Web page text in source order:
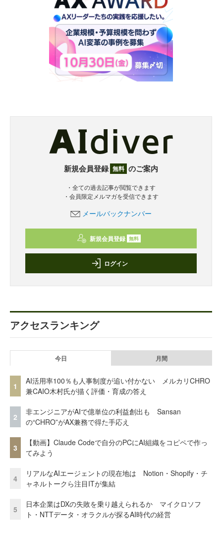
新規会員登録 無料 のご案内
・全ての過去記事が閲覧できます
・会員限定メルマガを受信できます
メールバックナンバー
新規会員登録 無料
ログイン
アクセスランキング
今日 月間
1
AI活用率100％も人事制度が追い付かない メルカリCHRO
兼CAIO木村氏が描く評価・育成の答え
2
非エンジニアがAIで億単位の利益創出も Sansan
の“CHRO”がAX兼務で得た手応え
3
【動画】Claude Codeで自分のPCにAI組織をコピペで作っ
てみよう
4
リアルなAIエージェントの現在地は Notion・Shopify・チ
ャネルトークら注目ITが集結
5
日本企業はDXの失敗を乗り越えられるか マイクロソフ
ト・NTTデータ・オラクルが探るAI時代の経営